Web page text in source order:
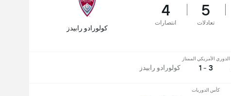
5
تعادلات
4
انتصارات
كولورادو رابيدز
الدوري الأمريكي الممتاز
3 - 1 كولورادو رابيدز
كأس الدوريات